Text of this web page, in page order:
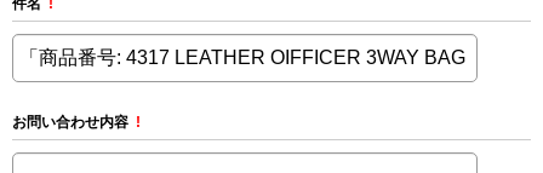
件名 !
お問い合わせ内容 !